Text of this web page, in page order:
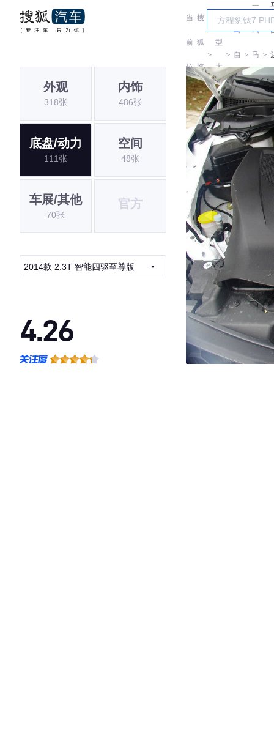
当
前
位
置:
搜
狐
汽
车
＞
车
型
大
全
＞
马
自
达
＞
一
汽
马
自
达
＞
7
外观
318张
内饰
486张
底盘/动力
111张
空间
48张
车展/其他
70张
官方
2014款 2.3T 智能四驱至尊版
4.26